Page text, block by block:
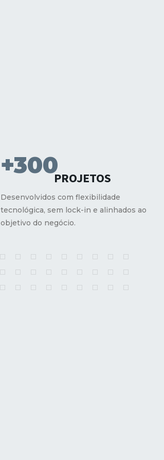
+300PROJETOS
Desenvolvidos com flexibilidade
tecnológica, sem lock-in e alinhados ao
objetivo do negócio.